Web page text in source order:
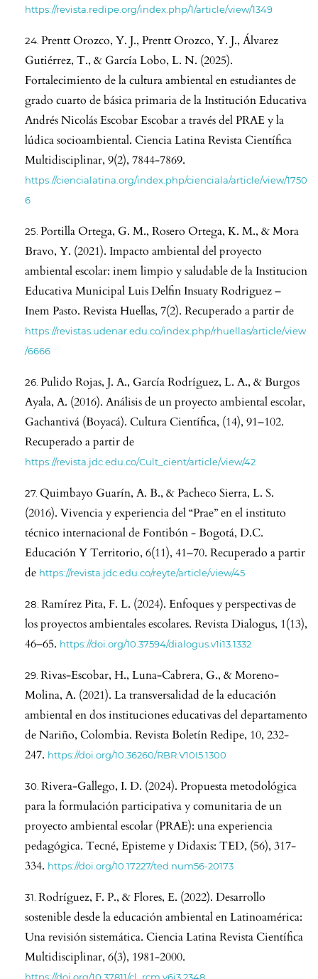
https://revista.redipe.org/index.php/1/article/view/1349
Prentt Orozco, Y. J., Prentt Orozco, Y. J., Álvarez
Gutiérrez, T., & García Lobo, L. N. (2025).
Fortalecimiento de la cultura ambiental en estudiantes de
grado cuarto de básica primaria de la Institución Educativa
Andrés Nicolás Escobar Escobar a través del PRAE y la
lúdica socioambiental. Ciencia Latina Revista Científica
Multidisciplinar, 9(2), 7844-7869.
https://ciencialatina.org/index.php/cienciala/article/view/1750
6
Portilla Ortega, G. M., Rosero Ortega, K. M., & Mora
Bravo, Y. (2021). Impacto ambiental del proyecto
ambiental escolar: inem limpio y saludable de la Institucion
Educativa Municipal Luis Delfin Insuaty Rodriguez –
Inem Pasto. Revista Huellas, 7(2). Recuperado a partir de
https://revistas.udenar.edu.co/index.php/rhuellas/article/view
/6666
Pulido Rojas, J. A., García Rodríguez, L. A., & Burgos
Ayala, A. (2016). Análisis de un proyecto ambiental escolar,
Gachantivá (Boyacá). Cultura Científica, (14), 91–102.
Recuperado a partir de
https://revista.jdc.edu.co/Cult_cient/article/view/42
Quimbayo Guarín, A. B., & Pacheco Sierra, L. S.
(2016). Vivencia y experiencia del “Prae” en el instituto
técnico internacional de Fontibón - Bogotá, D.C.
Educación Y Territorio, 6(11), 41–70. Recuperado a partir
de https://revista.jdc.edu.co/reyte/article/view/45
Ramírez Pita, F. L. (2024). Enfoques y perspectivas de
los proyectos ambientales escolares. Revista Dialogus, 1(13),
46–65. https://doi.org/10.37594/dialogus.v1i13.1332
Rivas-Escobar, H., Luna-Cabrera, G., & Moreno-
Molina, A. (2021). La transversalidad de la educación
ambiental en dos instituciones educativas del departamento
de Nariño, Colombia. Revista Boletín Redipe, 10, 232-
247. https://doi.org/10.36260/RBR.V10I5.1300
Rivera-Gallego, I. D. (2024). Propuesta metodológica
para la formulación participativa y comunitaria de un
proyecto ambiental escolar (PRAE): una experiencia
pedagógica. Tecné, Episteme y Didaxis: TED, (56), 317-
334. https://doi.org/10.17227/ted.num56-20173
Rodríguez, F. P., & Flores, E. (2022). Desarrollo
sostenible desde la educación ambiental en Latinoamérica:
Una revisión sistemática. Ciencia Latina Revista Científica
Multidisciplinar, 6(3), 1981-2000.
https://doi.org/10.37811/cl_rcm.v6i3.2348